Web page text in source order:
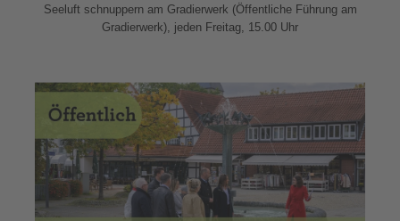
Seeluft schnuppern am Gradierwerk (Öffentliche Führung am
Gradierwerk), jeden Freitag, 15.00 Uhr